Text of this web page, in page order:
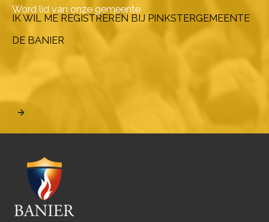
Word lid van onze gemeente
IK WIL ME REGISTREREN BIJ PINKSTERGEMEENTE
DE BANIER